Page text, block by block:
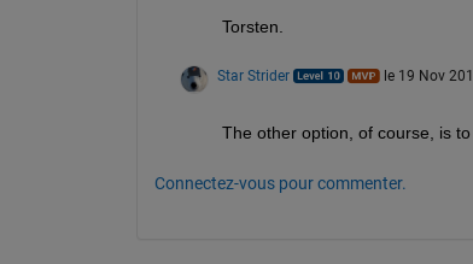
Torsten.
Star Strider le 19 Nov
The other option, of course, is
Connectez-vous pour commenter.